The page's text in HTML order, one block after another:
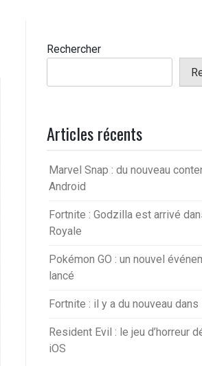
Rechercher
Articles récents
Marvel Snap : du nouveau
Android
Fortnite : Godzilla est arrivé
Royale
Pokémon GO : un nouvel
lancé
Fortnite : il y a du nouveau
Resident Evil : le jeu d’horreur
iOS